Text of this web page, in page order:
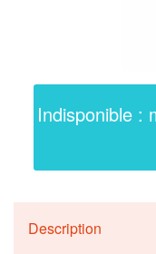
Indisponible :
Description